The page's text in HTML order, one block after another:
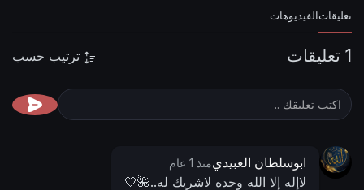
تعليقات الفيديوهات
1 تعليقات ترتيب حسب
ابوسلطان العبيديمنذ 1 عام
لاإله إلا الله وحده لاشريك له..🌺🤍